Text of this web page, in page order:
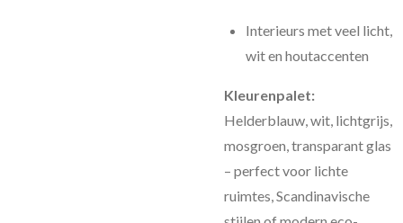
Interieurs met veel licht,
wit en houtaccenten
Kleurenpalet:
Helderblauw, wit, lichtgrijs,
mosgroen, transparant glas
– perfect voor lichte
ruimtes, Scandinavische